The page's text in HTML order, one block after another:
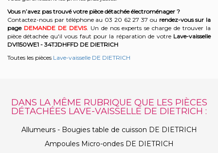
Vous n’avez pas trouvé votre pièce détachée électroménager ?
Contactez-nous par téléphone au 03 20 62 27 37 ou rendez-vous sur la
page DEMANDE DE DEVIS. Un de nos experts se charge de trouver la
pièce détachée qu'il vous faut pour la réparation de votre Lave-vaisselle
DVI150WE1 - 34TJDHFFD DE DIETRICH
Toutes les pièces Lave-vaisselle DE DIETRICH
DANS LA MÊME RUBRIQUE QUE LES PIÈCES
DÉTACHÉES LAVE-VAISSELLE DE DIETRICH :
Allumeurs - Bougies table de cuisson DE DIETRICH
Ampoules Micro-ondes DE DIETRICH